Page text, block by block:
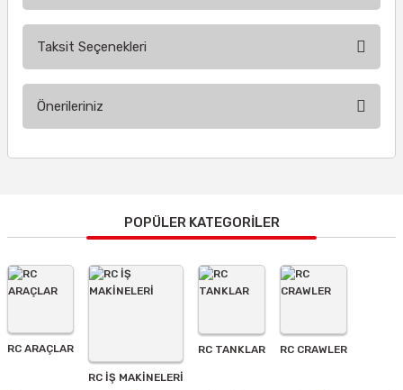
Taksit Seçenekleri
Önerileriniz
Görüş ve önerileriniz için teşekkür ederiz.
Ürün resmi kalitesiz, bozuk veya görüntülenemiyor.
Ürün açıklamasında eksik bilgiler bulunuyor.
Ürün fiyatı diğer sitelerden daha pahalı.
Bu ürüne benzer farklı alternatifler olmalı.
POPÜLER KATEGORİLER
RC ARAÇLAR
RC İŞ MAKİNELERİ
RC TANKLAR RC CRAWLER